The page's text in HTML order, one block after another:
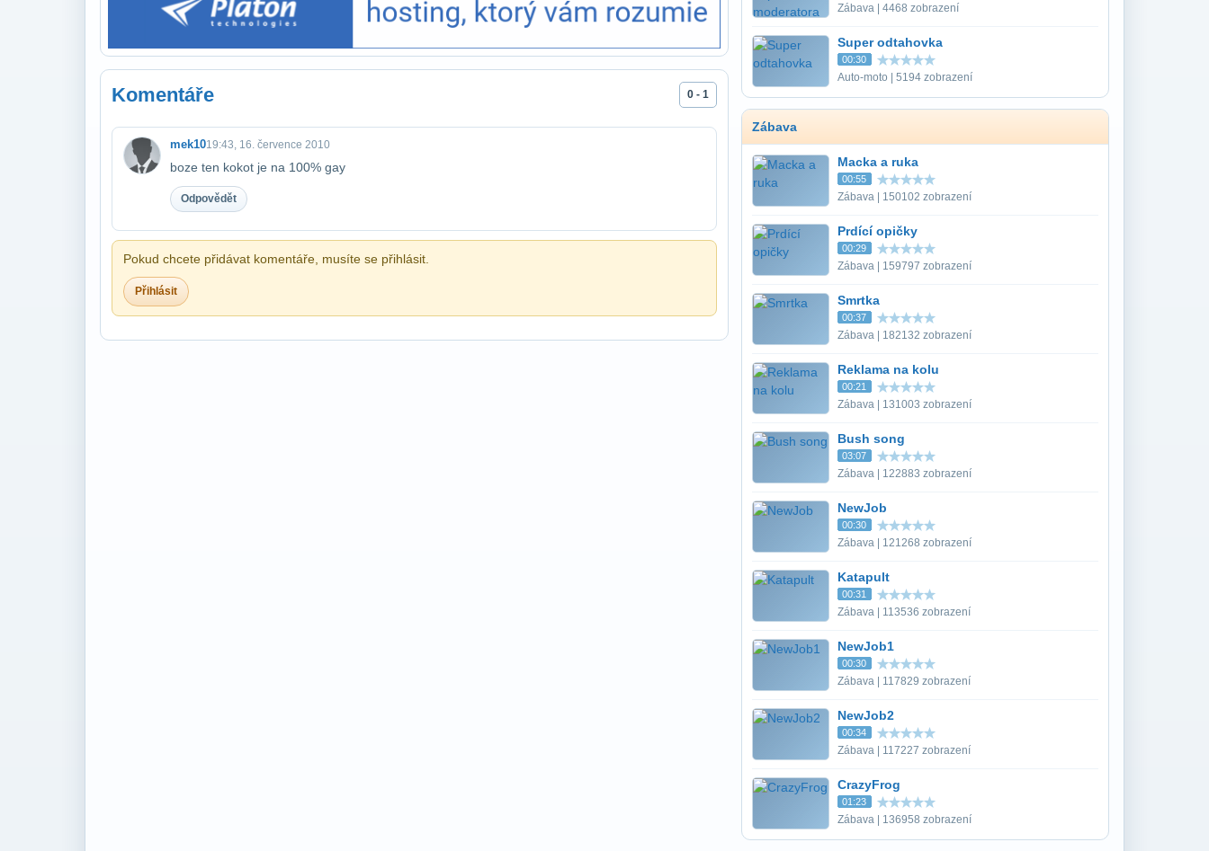
Komentáře 0 - 1
mek1019:43, 16. července 2010
boze ten kokot je na 100% gay
Odpovědět
Pokud chcete přidávat komentáře, musíte se přihlásit.
Přihlásit
Zábava | 4468 zobrazení
Super odtahovka
00:30
Auto-moto | 5194 zobrazení
Zábava
Macka a ruka
00:55
Zábava | 150102 zobrazení
Prdící opičky
00:29
Zábava | 159797 zobrazení
Smrtka
00:37
Zábava | 182132 zobrazení
Reklama na kolu
00:21
Zábava | 131003 zobrazení
Bush song
03:07
Zábava | 122883 zobrazení
NewJob
00:30
Zábava | 121268 zobrazení
Katapult
00:31
Zábava | 113536 zobrazení
NewJob1
00:30
Zábava | 117829 zobrazení
NewJob2
00:34
Zábava | 117227 zobrazení
CrazyFrog
01:23
Zábava | 136958 zobrazení